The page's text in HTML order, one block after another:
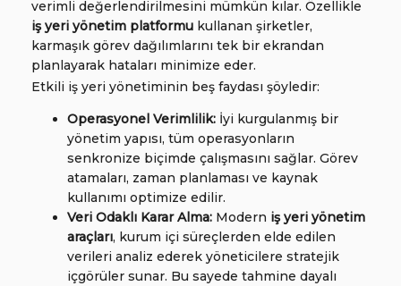
verimli değerlendirilmesini mümkün kılar. Özellikle
iş yeri yönetim platformu kullanan şirketler,
karmaşık görev dağılımlarını tek bir ekrandan
planlayarak hataları minimize eder.
Etkili iş yeri yönetiminin beş faydası şöyledir:
Operasyonel Verimlilik: İyi kurgulanmış bir
yönetim yapısı, tüm operasyonların
senkronize biçimde çalışmasını sağlar. Görev
atamaları, zaman planlaması ve kaynak
kullanımı optimize edilir.
Veri Odaklı Karar Alma: Modern iş yeri yönetim
araçları, kurum içi süreçlerden elde edilen
verileri analiz ederek yöneticilere stratejik
içgörüler sunar. Bu sayede tahmine dayalı